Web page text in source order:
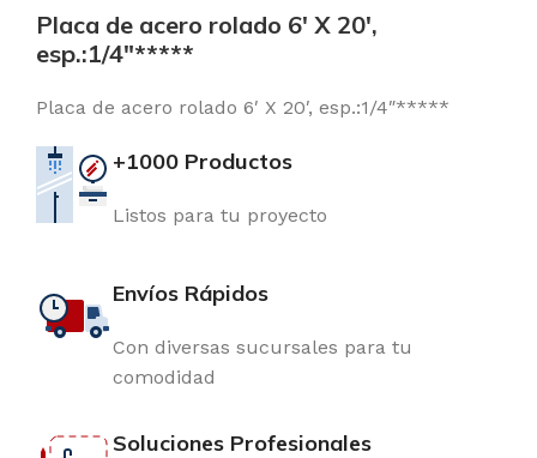
Placa de acero rolado 6′ X 20′,
esp.:1/4″*****
Placa de acero rolado 6′ X 20′, esp.:1/4″*****
+1000 Productos
Listos para tu proyecto
Envíos Rápidos
Con diversas sucursales para tu
comodidad
Soluciones Profesionales